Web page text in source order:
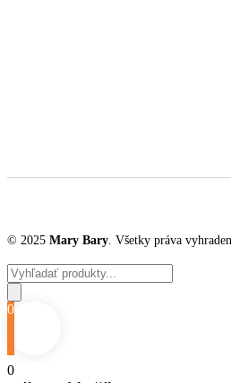
© 2025 Mary Bary . Všetky práva
Products
search
0
0